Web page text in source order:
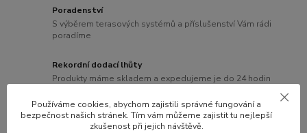
Poradenství
S výběrem terasových systémů a příslušenství Vám rádi
poradíme
Rekordní dodací lhůty
Produkty máme skladem a expedujeme je do 24 hodin
Používáme cookies, abychom zajistili správné fungování a
bezpečnost našich stránek. Tím vám můžeme zajistit tu nejlepší
zkušenost při jejich návštěvě.